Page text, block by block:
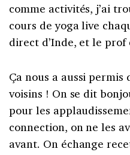
comme activités, j’ai
cours de yoga live
direct d’Inde, et le prof
Ça nous a aussi
voisins ! On se dit
pour les
connection, on ne les
avant. On échange